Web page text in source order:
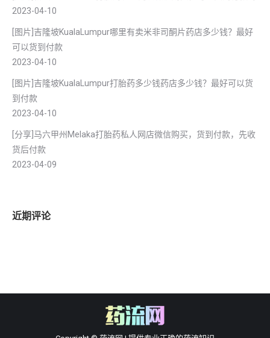
2023-04-10
[图片]吉隆坡KualaLumpur哪里有卖米非司酮片药店多少钱？最好
可以货到付款
2023-04-10
[图片]吉隆坡KualaLumpur打胎药多少钱药店多少钱？最好可以货
到付款
2023-04-10
[分享]马六甲州Melaka打胎药私人网店微信购买，货到付款，先收
货后付款
2023-04-09
近期评论